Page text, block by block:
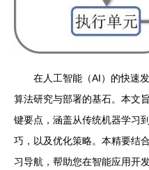
在人工智能（AI）的快速
算法研究与部署的基石。本文
键要点，涵盖从传统机器学习
巧，以及优化策略。本精要结
习导航，帮助您在智能应用开